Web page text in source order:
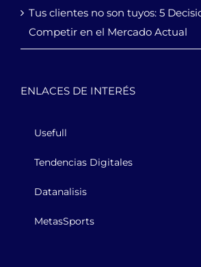
Tus clientes no son tuyos: 5
Competir en el Mercado Actual
ENLACES DE INTERÉS
Usefull
Tendencias Digitales
Datanalisis
MetasSports